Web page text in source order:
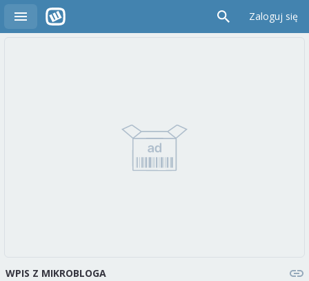
Zaloguj się
WPIS Z MIKROBLOGA